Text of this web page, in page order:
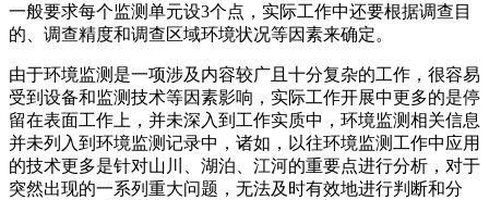
一般要求每个监测单元设3个点，实际工作中还要根据调查目
的、调查精度和调查区域环境状况等因素来确定。
由于环境监测是一项涉及内容较广且十分复杂的工作，很容易
受到设备和监测技术等因素影响，实际工作开展中更多的是停
留在表面工作上，并未深入到工作实质中，环境监测相关信息
并未列入到环境监测记录中，诸如，以往环境监测工作中应用
的技术更多是针对山川、湖泊、江河的重要点进行分析，对于
突然出现的一系列重大问题，无法及时有效地进行判断和分